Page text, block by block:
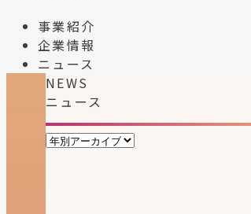
事業紹介
企業情報
ニュース
NEWS
ニュース